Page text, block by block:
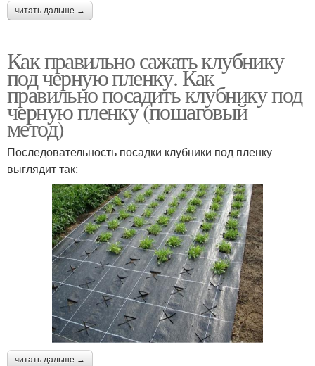
читать дальше →
Как правильно сажать клубнику
под черную пленку. Как
правильно посадить клубнику под
черную пленку (пошаговый
метод)
Последовательность посадки клубники под пленку
выглядит так:
читать дальше →